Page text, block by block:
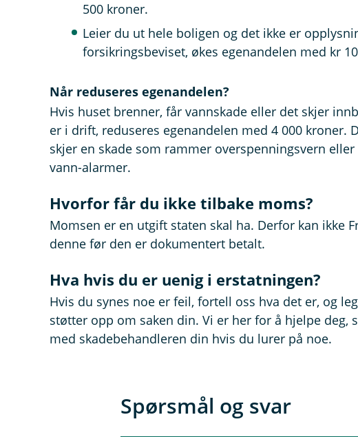
500 kroner.
Leier du ut hele boligen og det ikke er
forsikringsbeviset, økes egenandelen med kr
Når reduseres egenandelen?
Hvis huset brenner, får vannskade eller det skjer
er i drift, reduseres egenandelen med 4 000 kroner.
skjer en skade som rammer overspenningsvern
vann-alarmer.
Hvorfor får du ikke tilbake moms?
Momsen er en utgift staten skal ha. Derfor kan ikke
denne før den er dokumentert betalt.
Hva hvis du er uenig i erstatningen?
Hvis du synes noe er feil, fortell oss hva det er, og
støtter opp om saken din. Vi er her for å hjelpe deg,
med skadebehandleren din hvis du lurer på noe.
Spørsmål og svar